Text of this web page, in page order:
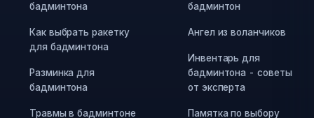
бадминтона
Как выбрать ракетку
для бадминтона
Разминка для
бадминтона
Травмы в бадминтоне
бадминтон
Ангел из воланчиков
Инвентарь для
бадминтона - советы
от эксперта
Памятка по выбору